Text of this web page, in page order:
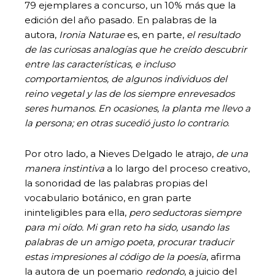
79 ejemplares a concurso, un 10% más que la
edición del año pasado. En palabras de la
autora, Ironia Naturaees, en parte, el resultado
de las curiosas analogías que he creído descubrir
entre las características, e incluso
comportamientos, de algunos individuos del
reino vegetal y las de los siempre enrevesados
seres humanos. En ocasiones, la planta me llevo a
la persona; en otras sucedió justo lo contrario.
Por otro lado, a Nieves Delgado le atrajo, de una
manera instintiva a lo largo del proceso creativo,
la sonoridad de las palabras propias del
vocabulario botánico, en gran parte
ininteligibles para ella, pero seductoras siempre
para mi oído. Mi gran reto ha sido, usando las
palabras de un amigo poeta, procurar traducir
estas impresiones al código de la poesía, afirma
la autora de un poemario redondo, a juicio del